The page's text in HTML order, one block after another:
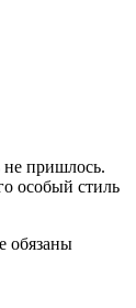
не пришлось.
особый стиль
обязаны